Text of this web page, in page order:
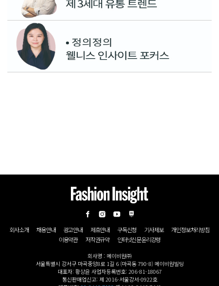
회사소개 채용안내 광고안내 제휴안내 구독신청 기사제보
개인정보처리방침
이용약관
저작권규약 인터넷신문윤리강령
회사명 : 메이비원㈜
서울특별시 강서구 마곡중앙8로 1길 6 (마곡동 790-8) 메이비원빌딩
대표자: 황상윤 사업자등록번호: 206-81-18067
통신판매업신고: 제 2016-서울강서-0922호